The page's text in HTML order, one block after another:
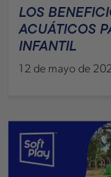
LOS
ACUÁTICOS
INFANTIL
12 de mayo de